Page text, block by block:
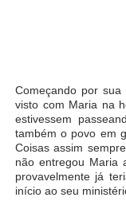
Começando por
visto com Maria na
estivessem
também o povo em
Coisas assim
não entregou Maria
provavelmente já
início ao seu